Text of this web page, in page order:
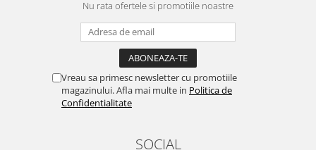
Nu rata ofertele si promotiile noastre
Vreau sa primesc newsletter cu promotiile
magazinului. Afla mai multe in Politica de
Confidentialitate
SOCIAL